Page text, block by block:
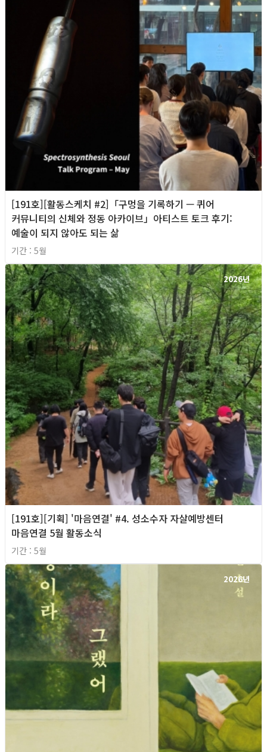
[191호][활동스케치 #2]「구멍을 기록하기 — 퀴어
커뮤니티의 신체와 정동 아카이브」아티스트 토크 후기:
예술이 되지 않아도 되는 삶
기간 : 5월
2026년
[191호][기획] '마음연결' #4. 성소수자 자살예방센터
마음연결 5월 활동소식
기간 : 5월
2026년